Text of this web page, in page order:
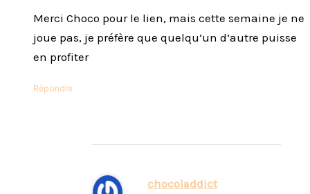
Merci Choco pour le lien, mais cette semaine je ne
joue pas, je préfère que quelqu’un d’autre puisse
en profiter
Répondre
chocoladdict